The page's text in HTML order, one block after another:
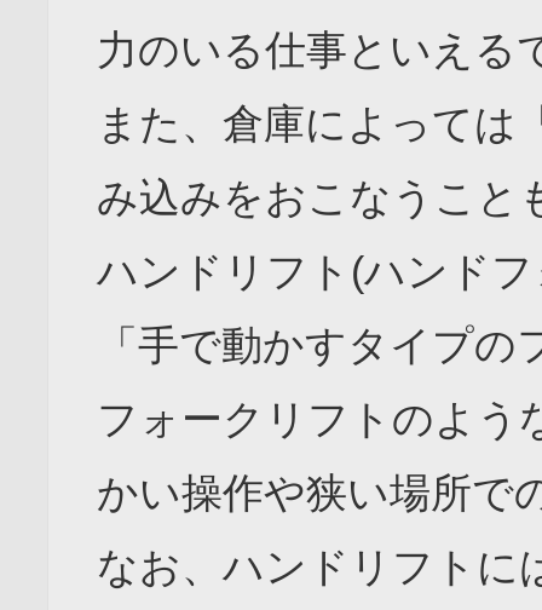
力のいる仕事といえる
また、倉庫によっては
み込みをおこなうこと
ハンドリフト(ハンド
「手で動かすタイプ
フォークリフトのよう
かい操作や狭い場所で
なお、ハンドリフトに